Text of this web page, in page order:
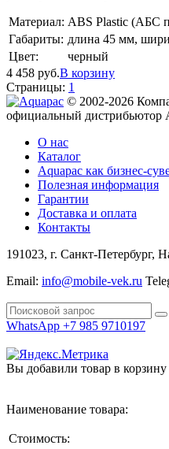
Материал: ABS Plastic (АБС
Габариты: длина 45 мм,
Цвет:
черный
4 458 руб.В корзину
Страницы: 1
© 2002-2026
официальный дистрибьютор
О нас
Каталог
Aquapac как бизнес-
Полезная информация
Гарантии
Доставка и оплата
Контакты
191023, г. Санкт-Петербург,
Email: info@mobile-vek.ru
WhatsApp +7 985 9710197
Вы добавили товар в корзину
Наименование товара:
Стоимость: